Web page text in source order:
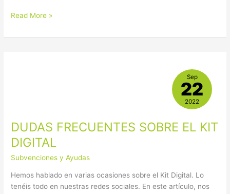
Read More »
DUDAS FRECUENTES SOBRE EL KIT
DIGITAL
Subvenciones y Ayudas
Hemos hablado en varias ocasiones sobre el Kit Digital. Lo
tenéis todo en nuestras redes sociales. En este artículo, nos
DIGITAL
Sep
22
2022